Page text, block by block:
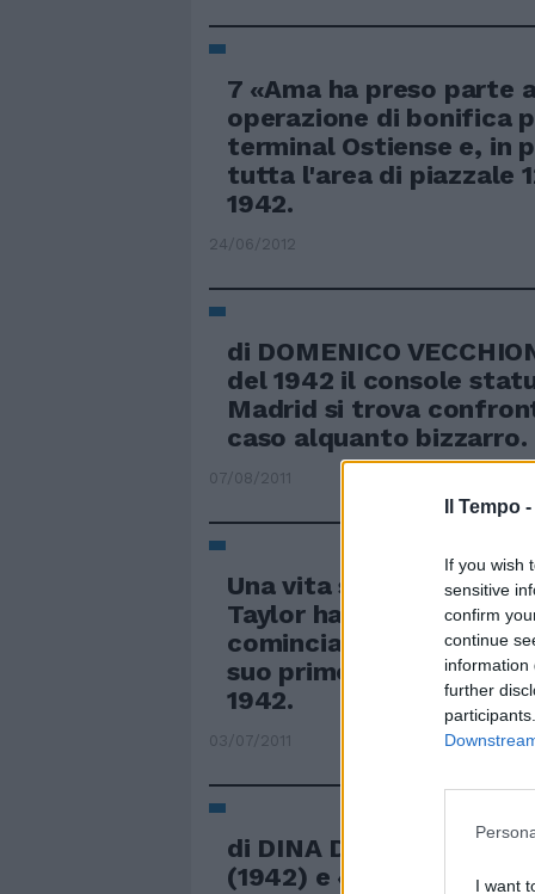
Il Tempo -
If you wish
sensitive
confirm
continue
information
further
I want
7 «Ama ha preso parte
operazione di bonifica
terminal Ostiense e, in
tutta l'area di piazzale
1942.
24/06/2012
di DOMENICO
del 1942 il console
Madrid si trova
caso alquanto bizzarro.
07/08/2011
Una vita sotto i
Taylor ha avuto una
cominciata
suo primo film è a soli
1942.
03/07/2011
di DINA D'ISA Da
(1942) e «I pompieri di